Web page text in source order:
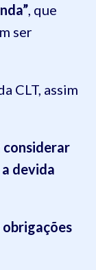
, que
ser
CLT, assim
considerar
devida
obrigações